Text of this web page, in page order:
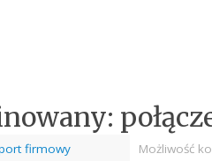
firmowy Możliwość